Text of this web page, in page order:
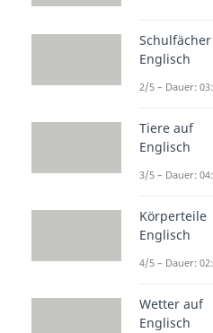
Schon
Island
Egg,
fiktive Orte
Great
Englisch
2/5 – Dauer:
Tiere auf
Englisch
3/5 – Dauer:
Körperteile
Englisch
4/5 – Dauer:
Wetter auf
Englisch